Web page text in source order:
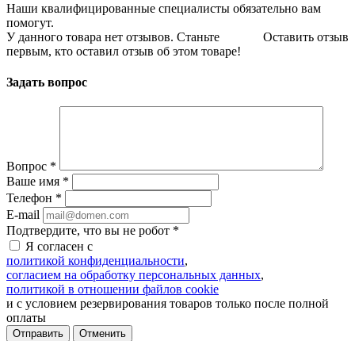
Наши квалифицированные специалисты обязательно вам
помогут.
Оставить отзыв
У данного товара нет отзывов. Станьте
первым, кто оставил отзыв об этом товаре!
Задать вопрос
Вопрос *
Ваше имя *
Телефон *
E-mail
Подтвердите, что вы не робот *
Я согласен с
политикой конфиденциальности,
согласием на обработку персональных данных,
политикой в отношении файлов cookie
и с условием резервирования товаров только после полной
оплаты
Отменить